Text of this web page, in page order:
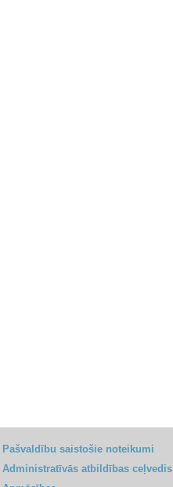
Pašvaldību saistošie noteikumi
Administratīvās atbildības ceļvedis